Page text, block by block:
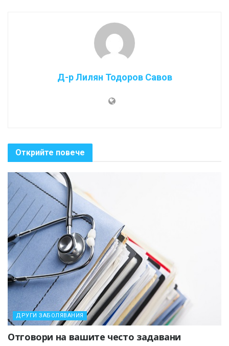
Д-р Лилян Тодоров Савов
Открийте повече
ДРУГИ ЗАБОЛЯВАНИЯ
Отговори на вашите често задавани